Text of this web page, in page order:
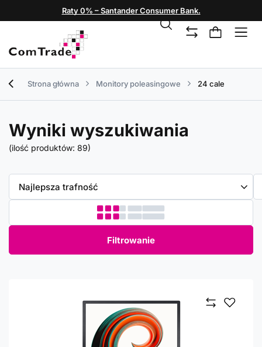
Raty 0% – Santander Consumer Bank.
Strona główna Monitory poleasingowe 24 cale
Wyniki wyszukiwania
(ilość produktów: 89)
Zmień sortowanie
Najlepsza trafność
Filtrowanie